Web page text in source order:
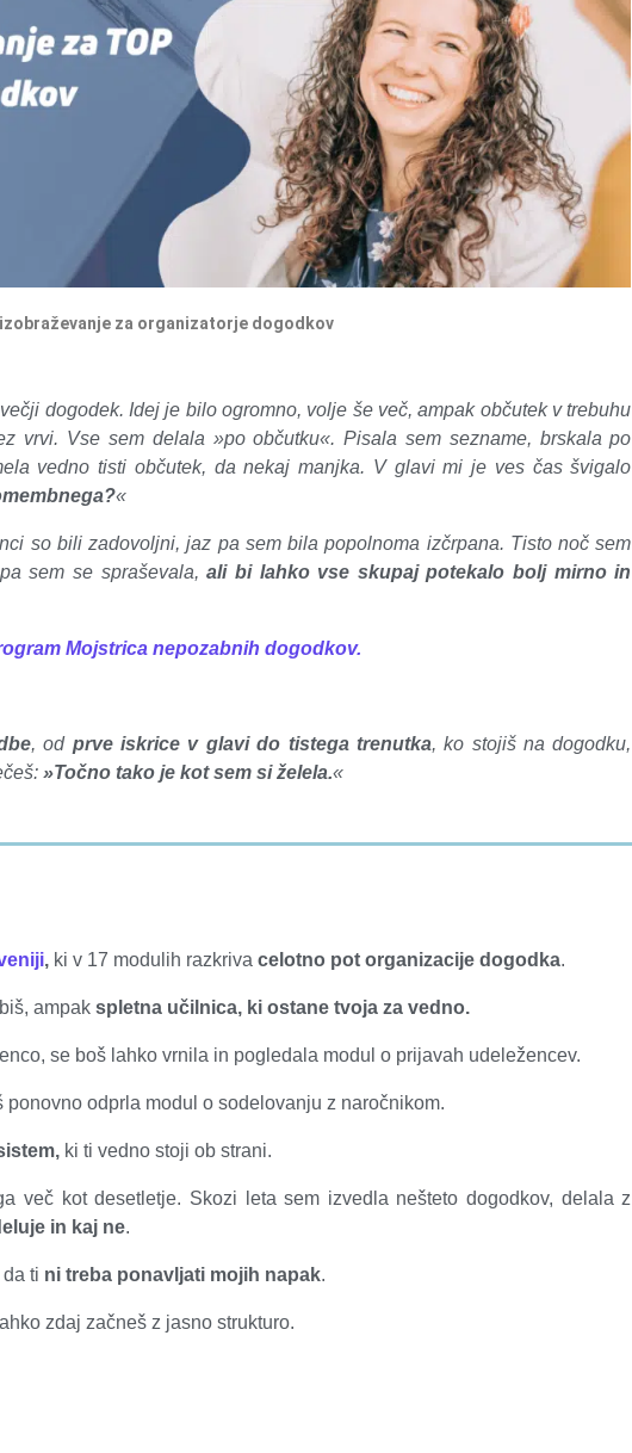
za organizatorje dogodkov
dogodek. Idej je bilo ogromno, volje še več, ampak občutek v trebuhu
vrvi. Vse sem delala »po občutku«. Pisala sem sezname, brskala po
vedno tisti občutek, da nekaj manjka. V glavi mi je ves čas švigalo
«
so bili zadovoljni, jaz pa sem bila popolnoma izčrpana. Tisto noč sem
sem se spraševala,ali bi lahko vse skupaj potekalo bolj mirno in
Mojstrica nepozabnih dogodkov.
, od prve iskrice v glavi do tistega trenutka, ko stojiš na dogodku,
»Točno tako je kot sem si želela.«
, ki v 17 modulih razkriva celotno pot organizacije dogodka.
ampak spletna učilnica, ki ostane tvoja za vedno.
se boš lahko vrnila in pogledala modul o prijavah udeležencev.
odprla modul o sodelovanju z naročnikom.
ki ti vedno stoji ob strani.
več kot desetletje. Skozi leta sem izvedla nešteto dogodkov, delala z
in kaj ne.
ti ni treba ponavljati mojih napak.
zdaj začneš z jasno strukturo.